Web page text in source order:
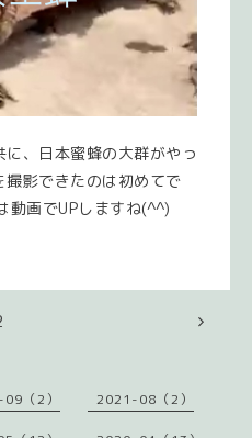
、日本蜜蜂の大群がやっ
影できたのは初めてで
動画でUPしますね(^^)
（2） 2021-08（2）